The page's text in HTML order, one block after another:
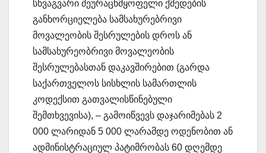
სხვაგვარი შეურაცხმყოფელი ქმედების
განხორციელება სამსახურებრივი
მოვალეობის შესრულების დროს ან
სამსახურეობრივი მოვალეობის
შესრულებასთან დაკავშირებით (გარდა
საქართველოს სისხლის სამართლის
კოდექსით გათვალისწინებული
შემთხვევისა), – გამოიწვევს დაჯარიმებას 2
000 ლარიდან 5 000 ლარამდე ოდენობით ან
ადმინისტრაციულ პატიმრობას 60 დღემდე